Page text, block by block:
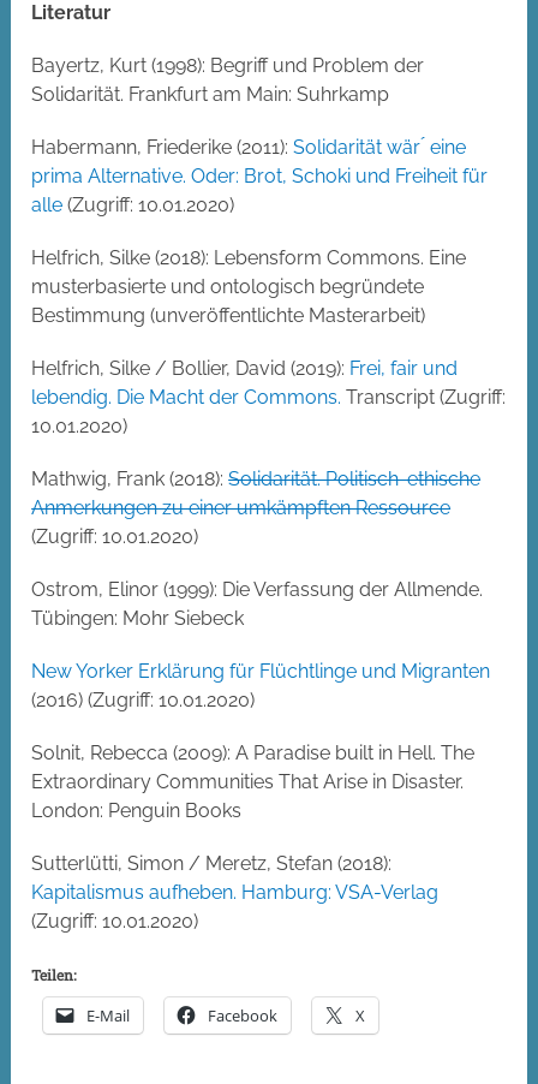
Literatur
Bayertz, Kurt (1998): Begriff und Problem der
Solidarität. Frankfurt am Main: Suhrkamp
Habermann, Friederike (2011):Solidarität wär ́ eine
prima Alternative. Oder: Brot, Schoki und Freiheit für
alle (Zugriff: 10.01.2020)
Helfrich, Silke (2018): Lebensform Commons. Eine
musterbasierte und ontologisch begründete
Bestimmung (unveröffentlichte Masterarbeit)
Helfrich, Silke / Bollier, David (2019): Frei, fair und
lebendig. Die Macht der Commons. Transcript (Zugriff:
10.01.2020)
Mathwig, Frank (2018):Solidarität. Politisch-ethische
Anmerkungen zu einer umkämpften Ressource
(Zugriff: 10.01.2020)
Ostrom, Elinor (1999): Die Verfassung der Allmende.
Tübingen: Mohr Siebeck
New Yorker Erklärung für Flüchtlinge und Migranten
(2016) (Zugriff: 10.01.2020)
Solnit, Rebecca (2009): A Paradise built in Hell. The
Extraordinary Communities That Arise in Disaster.
London: Penguin Books
Sutterlütti, Simon / Meretz, Stefan (2018):
Kapitalismus aufheben. Hamburg: VSA-Verlag
(Zugriff: 10.01.2020)
Teilen:
E-Mail Facebook X